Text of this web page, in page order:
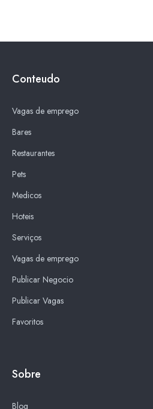
Conteudo
Vagas de emprego
Bares
Restaurantes
Pets
Medicos
Hoteis
Serviços
Vagas de emprego
Publicar Negocio
Publicar Vagas
Favoritos
Sobre
Blog